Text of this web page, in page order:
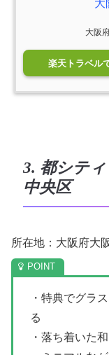
大
大阪
楽天トラベル
3. 都シテ
中央区
所在地：大阪府大
・特典でグラ
る
・落ち着いた